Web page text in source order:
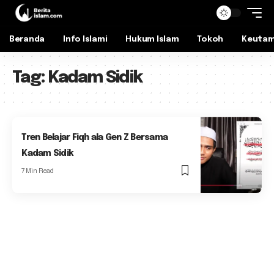
Beranda Info Islami Hukum Islam Tokoh
Tag: Kadam Sidik
Tren Belajar Fiqh ala Gen Z Bersama
Kadam Sidik
7 Min Read